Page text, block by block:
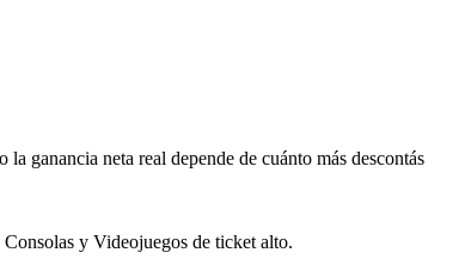
la ganancia neta real depende de cuánto más descontás
y Videojuegos de ticket alto.